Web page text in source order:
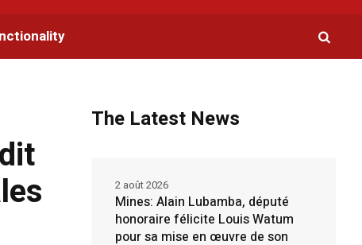
The Latest News
Mines: Alain Lubamba, député
honoraire félicite Louis Watum
pour sa mise en œuvre de son
2 août 2026